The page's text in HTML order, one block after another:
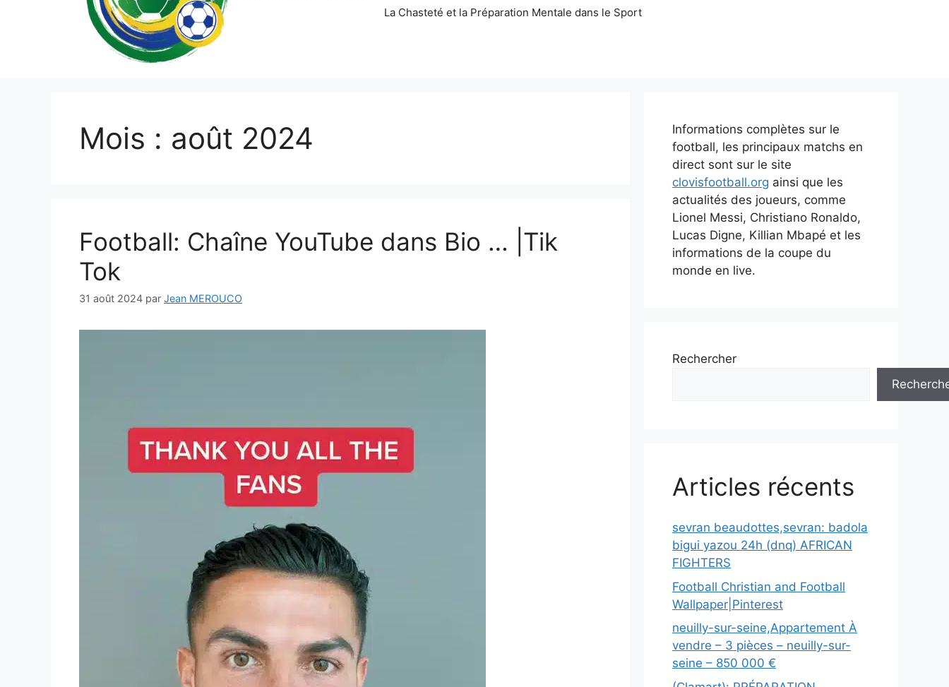
La Chasteté et la Préparation Mentale dans le Sport
Mois : août 2024
Football: Chaîne YouTube dans Bio … |Tik
Tok
31 août 2024 par Jean MEROUCO
Informations complètes sur le
football, les principaux matchs en
direct sont sur le site
clovisfootball.org ainsi que les
actualités des joueurs, comme
Lionel Messi, Christiano Ronaldo,
Lucas Digne, Killian Mbapé et les
informations de la coupe du
monde en live.
Rechercher
Articles récents
sevran beaudottes,sevran: badola
bigui yazou 24h (dnq) AFRICAN
FIGHTERS
Football Christian and Football
Wallpaper|Pinterest
neuilly-sur-seine,Appartement À
vendre – 3 pièces – neuilly-sur-
seine – 850 000 €